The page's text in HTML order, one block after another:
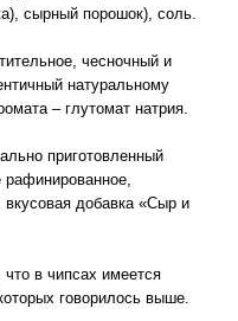
сырный порошок), соль.
чесночный и
натуральному
– глутомат натрия.
приготовленный
рафинированное,
вкусовая добавка «Сыр и
в чипсах имеется
говорилось выше.